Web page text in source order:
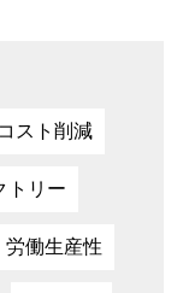
コスト削減
トリー
労働生産性